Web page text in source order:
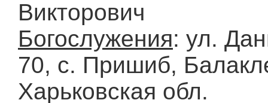
Викторович
Богослужения: ул.
70, с. Пришиб,
Харьковская обл.